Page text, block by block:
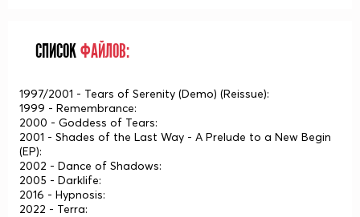
СПИСОКФАЙЛОВ:
1997/2001 - Tears of Serenity (Demo) (Reissue):
1999 - Remembrance:
2000 - Goddess of Tears:
2001 - Shades of the Last Way - A Prelude to a New Begin
(EP):
2002 - Dance of Shadows:
2005 - Darklife:
2016 - Hypnosis:
2022 - Terra: